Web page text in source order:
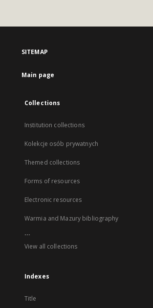
SITEMAP
Main page
Collections
Institution collections
Kolekcje osób prywatnych
Themed collections
Forms of resources
Electronic resources
Warmia and Mazury bibliography
...
View all collections
Indexes
Title